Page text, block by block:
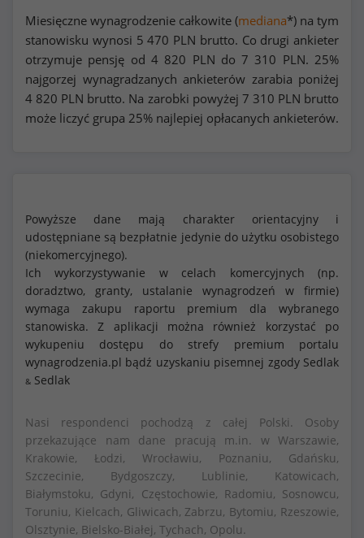
Miesięczne wynagrodzenie całkowite (mediana*) na tym
stanowisku wynosi 5 470 PLN brutto. Co drugi ankieter
otrzymuje pensję od 4 820 PLN do7 310 PLN. 25%
najgorzej wynagradzanych ankieterów zarabia poniżej
4 820 PLN brutto. Na zarobki powyżej 7 310 PLN brutto
może liczyć grupa 25% najlepiej opłacanych ankieterów.
Powyższe dane mają charakter orientacyjny i
udostępniane są bezpłatnie jedynie do użytku osobistego
(niekomercyjnego).
Ich wykorzystywanie w celach komercyjnych (np.
doradztwo, granty, ustalanie wynagrodzeń w firmie)
wymaga zakupu raportu premium dla wybranego
stanowiska. Z aplikacji można również korzystać po
wykupeniu dostępu do strefy premium portalu
wynagrodzenia.pl bądź uzyskaniu pisemnej zgody Sedlak
& Sedlak
Nasi respondenci pochodzą z całej Polski. Osoby
przekazujące nam dane pracują m.in. w Warszawie,
Krakowie, Łodzi, Wrocławiu, Poznaniu, Gdańsku,
Szczecinie, Bydgoszczy, Lublinie, Katowicach,
Białymstoku, Gdyni, Częstochowie, Radomiu, Sosnowcu,
Toruniu, Kielcach, Gliwicach, Zabrzu, Bytomiu, Rzeszowie,
Olsztynie, Bielsko-Białej, Tychach, Opolu.